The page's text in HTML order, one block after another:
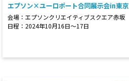
エプソン×ユーロポート合同展示会in東京
会場：エプソンクリエイティブスクエア赤坂
日程：2024年10月16日～17日